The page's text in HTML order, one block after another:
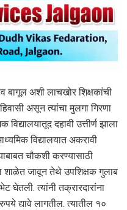
बागूल अशी लाचखोर शिक्षकांची
असून त्यांचा मुलगा गिरणा
विद्यालयातूद दहावी उत्तीर्ण झाला
विद्यालयात अकरावी
चौकशी करण्यासाठी
शाळेत जावून तेथे उपशिक्षक गुलाब
घेतली. त्यांनी तक्रारदारांना
द्यावे लागतील. त्यातील १०